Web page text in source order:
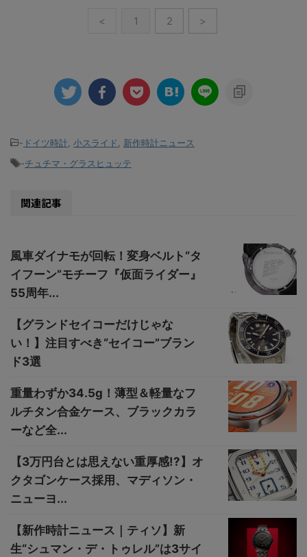
< 1 2 >
- ドイツ時計 小スライド
新作時計ニュース
-チュチマ・グラスヒュッテ
関連記事
風車ダイナモが回転！変身ベルト“タ
イフーン”モチーフ『仮面ライダー』
55周年...
【グランドセイコーだけじゃな
い！】注目すべき“セイコー”ブラン
ド3選
重量わずか34.5g！薄型＆軽量なフ
ルチタン合金ケース、ブラックカラ
ーなど全...
【3万円台とは思えない重厚感!?】オ
クタゴンケース採用、マディソン・
ニューヨ...
【新作時計ニュース｜ティソ】新
生“シュマン・デ・トゥレル”は3サイ